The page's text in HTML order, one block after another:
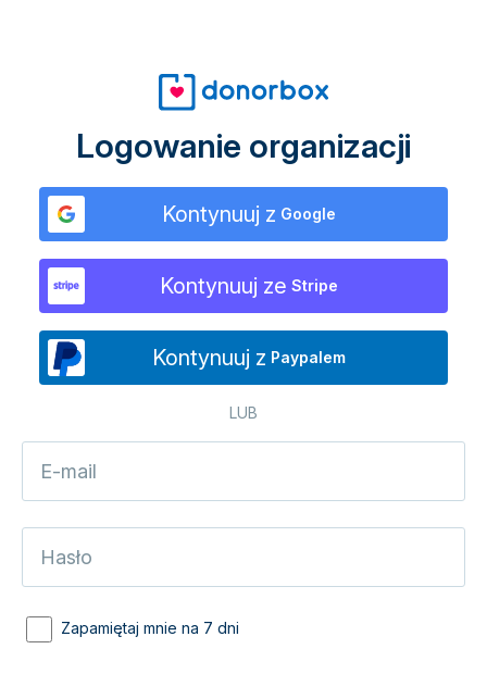
Logowanie organizacji
Kontynuuj z Google
Kontynuuj ze Stripe
Kontynuuj z Paypalem
LUB
Zapamiętaj mnie na 7 dni